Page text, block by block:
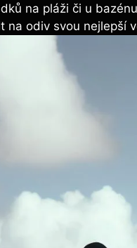
na pláži či u
na odiv svou nejlepší